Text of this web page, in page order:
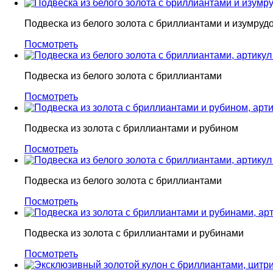
Подвеска из белого золота с бриллиантами и
Посмотреть
Подвеска из белого золота с бриллиантами
Посмотреть
Подвеска из золота с бриллиантами и рубином
Посмотреть
Подвеска из белого золота с бриллиантами
Посмотреть
Подвеска из золота с бриллиантами и рубинами
Посмотреть